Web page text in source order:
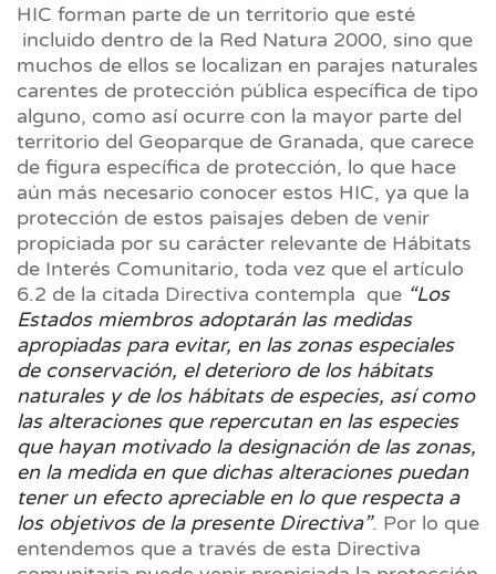
HIC forman parte de un territorio que esté
incluido dentro de la Red Natura 2000, sino que
muchos de ellos se localizan en parajes naturales
carentes de protección pública específica de tipo
alguno, como así ocurre con la mayor parte del
territorio del Geoparque de Granada, que carece
de figura específica de protección, lo que hace
aún más necesario conocer estos HIC, ya que la
protección de estos paisajes deben de venir
propiciada por su carácter relevante de Hábitats
de Interés Comunitario, toda vez que el artículo
6.2 de la citada Directiva contempla que “Los
Estados miembros adoptarán las medidas
apropiadas para evitar, en las zonas especiales
de conservación, el deterioro de los hábitats
naturales y de los hábitats de especies, así como
las alteraciones que repercutan en las especies
que hayan motivado la designación de las zonas,
en la medida en que dichas alteraciones puedan
tener un efecto apreciable en lo que respecta a
los objetivos de la presente Directiva”. Por lo que
entendemos que a través de esta Directiva